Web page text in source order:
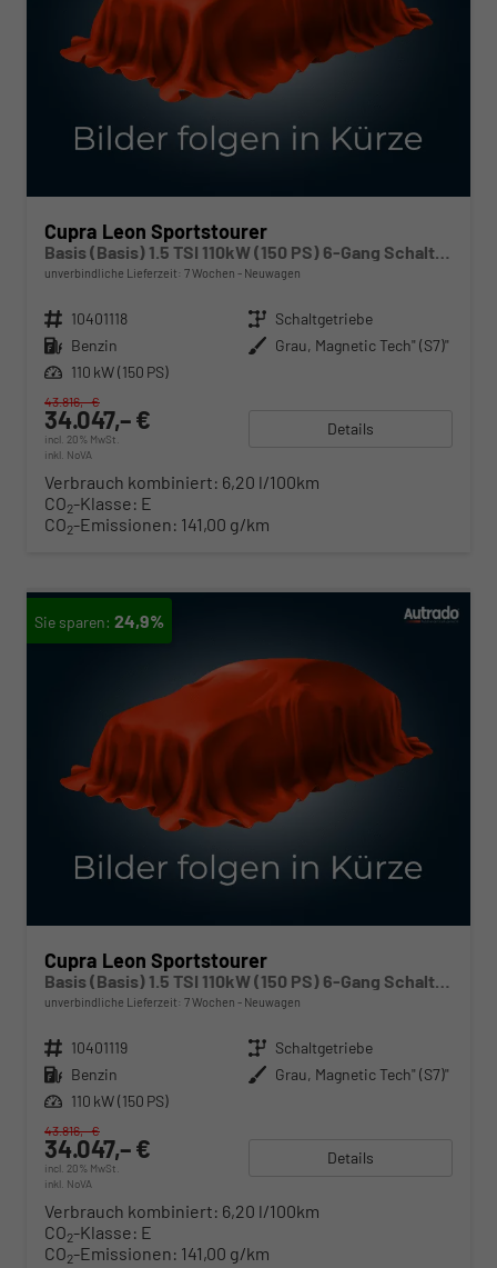
Cupra Leon Sportstourer
Basis (Basis) 1.5 TSI 110kW (150 PS) 6-Gang Schaltgetriebe
unverbindliche Lieferzeit: 7 Wochen Neuwagen
Fahrzeugnr. 10401118 Getriebe Schaltgetriebe
Kraftstoff Benzin Außenfarbe Grau, Magnetic Tech" (S7)"
Leistung 110 kW (150 PS)
34.047,– €
incl. 20% MwSt.
inkl. NoVA
43.816,– €
Details
Verbrauch kombiniert: 6,20 l/100km
CO2-Klasse: E
CO2-Emissionen: 141,00 g/km
24,9%
Cupra Leon Sportstourer
Basis (Basis) 1.5 TSI 110kW (150 PS) 6-Gang Schaltgetriebe
unverbindliche Lieferzeit: 7 Wochen Neuwagen
Fahrzeugnr. 10401119 Getriebe Schaltgetriebe
Kraftstoff Benzin Außenfarbe Grau, Magnetic Tech" (S7)"
Leistung 110 kW (150 PS)
34.047,– €
incl. 20% MwSt.
inkl. NoVA
43.816,– €
Details
Verbrauch kombiniert: 6,20 l/100km
CO2-Klasse: E
CO2-Emissionen: 141,00 g/km